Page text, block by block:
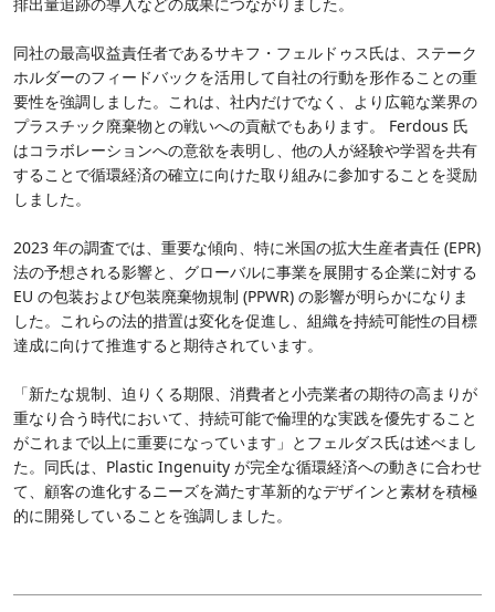
同社の最高収益責任者であるサキフ・フェルドゥス氏は、ステーク
ホルダーのフィードバックを活用して自社の行動を形作ることの重
要性を強調しました。これは、社内だけでなく、より広範な業界の
プラスチック廃棄物との戦いへの貢献でもあります。 Ferdous 氏
はコラボレーションへの意欲を表明し、他の人が経験や学習を共有
することで循環経済の確立に向けた取り組みに参加することを奨励
しました。
2023 年の調査では、重要な傾向、特に米国の拡大生産者責任 (EPR)
法の予想される影響と、グローバルに事業を展開する企業に対する
EU の包装および包装廃棄物規制 (PPWR) の影響が明らかになりま
した。これらの法的措置は変化を促進し、組織を持続可能性の目標
達成に向けて推進すると期待されています。
「新たな規制、迫りくる期限、消費者と小売業者の期待の高まりが
重なり合う時代において、持続可能で倫理的な実践を優先すること
がこれまで以上に重要になっています」とフェルダス氏は述べまし
た。同氏は、Plastic Ingenuity が完全な循環経済への動きに合わせ
て、顧客の進化するニーズを満たす革新的なデザインと素材を積極
的に開発していることを強調しました。